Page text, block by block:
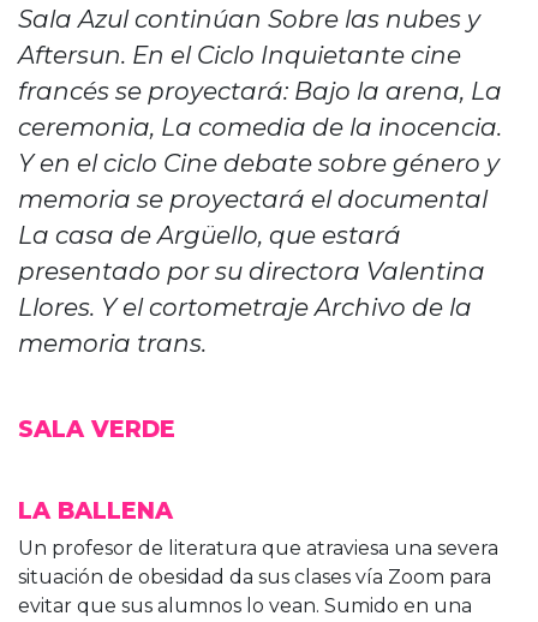
Sala Azul continúan Sobre las nubes y
Aftersun. En el Ciclo Inquietante cine
francés se proyectará: Bajo la arena, La
ceremonia, La comedia de la inocencia.
Y en el ciclo Cine debate sobre género y
memoria se proyectará el documental
La casa de Argüello, que estará
presentado por su directora Valentina
Llores. Y el cortometraje Archivo de la
memoria trans.
SALA VERDE
LA BALLENA
Un profesor de literatura que atraviesa una severa
situación de obesidad da sus clases vía Zoom para
evitar que sus alumnos lo vean. Sumido en una